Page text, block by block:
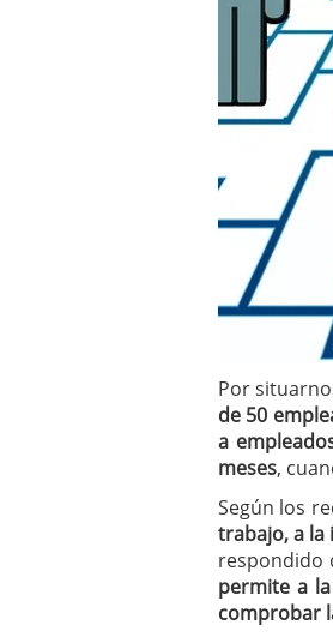
Por
de 50
a
meses,
Según los
trabajo, a la
respondido
permite a
comprobar